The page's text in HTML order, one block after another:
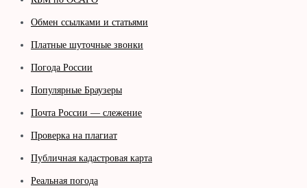
Обмен ссылками и статьями
Платные шуточные звонки
Погода России
Популярные Браузеры
Почта России — слежение
Проверка на плагиат
Публичная кадастровая карта
Реальная погода